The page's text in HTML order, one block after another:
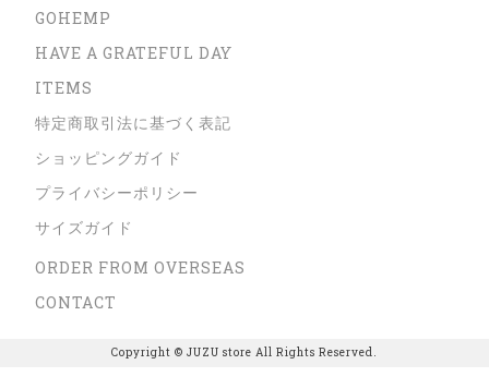
GOHEMP
HAVE A GRATEFUL DAY
ITEMS
特定商取引法に基づく表記
ショッピングガイド
プライバシーポリシー
サイズガイド
ORDER FROM OVERSEAS
CONTACT
Copyright © JUZU store All Rights Reserved.